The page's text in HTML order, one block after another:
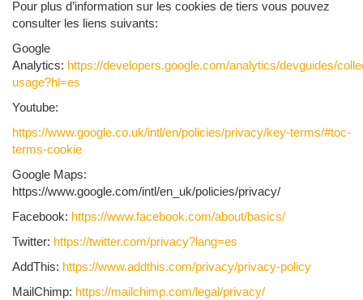
Pour plus d’information sur les cookies de tiers vous pouvez
consulter les liens suivants:
Google
Analytics: https://developers.google.com/analytics/devguides/
usage?hl=es
Youtube:
https://www.google.co.uk/intl/en/policies/privacy/key-terms/#toc-
terms-cookie
Google Maps:
https://www.google.com/intl/en_uk/policies/privacy/
Facebook: https://www.facebook.com/about/basics/
Twitter: https://twitter.com/privacy?lang=es
AddThis: https://www.addthis.com/privacy/privacy-policy
MailChimp: https://mailchimp.com/legal/privacy/